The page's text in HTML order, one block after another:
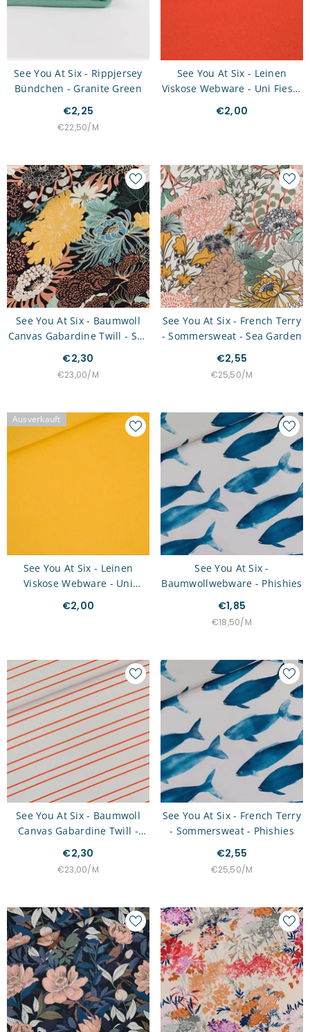
See You At Six - Rippjersey
Bündchen - Granite Green
€2,25
STÜCKPREIS
€22,50/PRO
M
See You At Six - Leinen
Viskose Webware - Uni Fiesta
Rot
€2,00
See You At Six - Baumwoll
Canvas Gabardine Twill - Sea
Garden
€2,30
STÜCKPREIS
€23,00/PRO
M
See You At Six - French Terry
- Sommersweat - Sea Garden
€2,55
STÜCKPREIS
€25,50/PRO
M
Ausverkauft
See You At Six - Leinen
Viskose Webware - Uni
Zitronengelb
€2,00
See You At Six -
Baumwollwebware - Phishies
€1,85
STÜCKPREIS
€18,50/PRO
M
See You At Six - Baumwoll
Canvas Gabardine Twill -
Horizontals
€2,30
STÜCKPREIS
€23,00/PRO
M
See You At Six - French Terry
- Sommersweat - Phishies
€2,55
STÜCKPREIS
€25,50/PRO
M